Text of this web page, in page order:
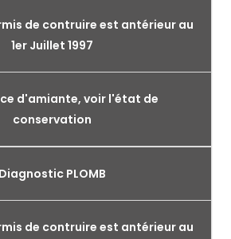
de contruire est antérieur au
1er Juillet 1997
d'amiante, voir l'état de
conservation
Diagnostic PLOMB
de contruire est antérieur au